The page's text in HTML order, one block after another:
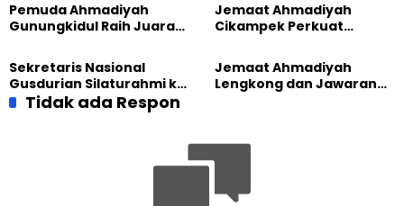
Pemuda Ahmadiyah
Gunungkidul Raih Juara
Jemaat Ahmadiyah
Cikampek Perkuat
Lewat Pengajian
Gabungan
Sekretaris Nasional
Gusdurian Silaturahmi ke
Jemaat Ahmadiyah
Singaparna, Perkuat Nilai
Jemaat Ahmadiyah
Lengkong dan Jawaran
Tidak ada Respon